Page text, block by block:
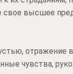
высшее
чувства,